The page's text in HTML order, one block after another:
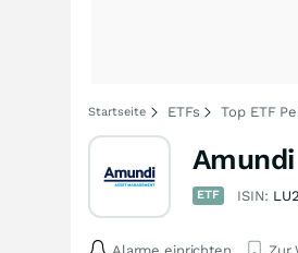
Startseite ETFs Top ETF
ETF ISIN:
Alarme einrichten Zur